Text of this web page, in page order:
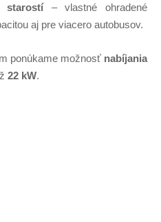
starostí– vlastné ohradené
aj pre viacero autobusov.
ponúkame možnosť nabíjania
22 kW.